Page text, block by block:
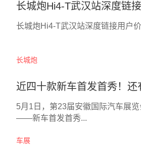
长城炮Hi4-T武汉站深度链
长城炮Hi4-T武汉站深度链接用户
长城炮
近四十款新车首发首秀！
5月1日，第23届安徽国际汽车展
——新车首发首秀...
车展